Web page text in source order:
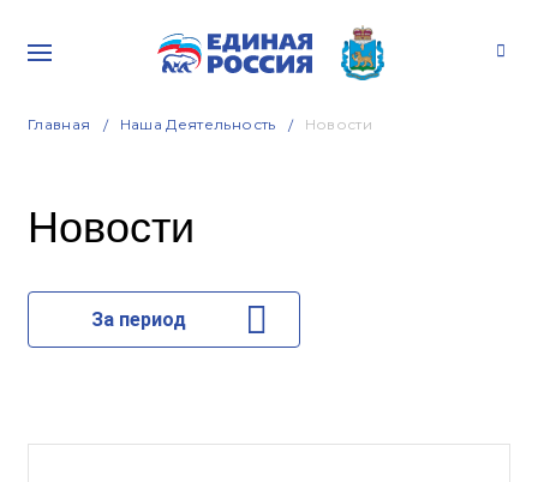
Главная Наша Деятельность Новости
Новости
За период